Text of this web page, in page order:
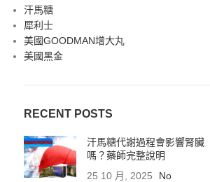
汗馬糖
犀利士
美國GOODMAN增大丸
美國黑金
RECENT POSTS
汗馬糖代謝過程會影響腎臟
嗎？藥師完整說明
25 10 月, 2025
No